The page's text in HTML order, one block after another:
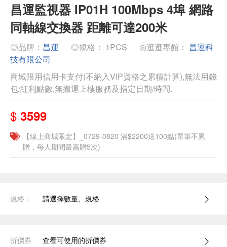
昌運監視器 IP01H 100Mbps 4埠 網路
同軸線交換器 距離可達200米
◎品牌： 昌運 ◎規格： 1PCS ◎逛逛專館： 昌運科
技有限公司
商城限用信用卡支付(不納入VIP資格之累積計算),無法用錢
包/紅利點數,無搬運上樓服務及指定日期/時間.
$ 3599
【線上商城限定】_0729-0820 滿$2200送100點(單筆不累
贈，每人期間最高贈5次)
規格： 請選擇數量、規格
折價券 查看可使用的折價券